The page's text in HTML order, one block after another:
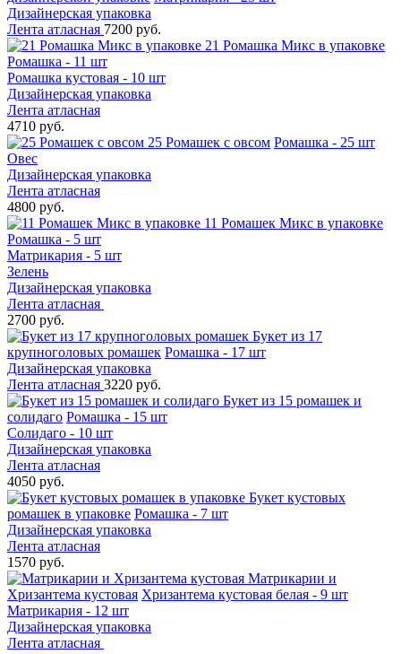
Дизайнерская упаковка
Лента атласная 7200 руб.
21 Ромашка Микс в упаковке
Ромашка - 11 шт
Ромашка кустовая - 10 шт
Дизайнерская упаковка
Лента атласная
4710 руб.
25 Ромашек с овсом Ромашка - 25 шт
Овес
Дизайнерская упаковка
Лента атласная
4800 руб.
11 Ромашек Микс в упаковке
Ромашка - 5 шт
Матрикария - 5 шт
Зелень
Дизайнерская упаковка
Лента атласная
2700 руб.
Букет из 17
крупноголовых ромашек Ромашка - 17 шт
Дизайнерская упаковка
Лента атласная 3220 руб.
Букет из 15 ромашек и
солидаго Ромашка - 15 шт
Солидаго - 10 шт
Дизайнерская упаковка
Лента атласная
4050 руб.
Букет кустовых
ромашек в упаковке Ромашка - 7 шт
Дизайнерская упаковка
Лента атласная
1570 руб.
Матрикарии и
Хризантема кустовая Хризантема кустовая белая - 9 шт
Матрикария - 12 шт
Дизайнерская упаковка
Лента атласная